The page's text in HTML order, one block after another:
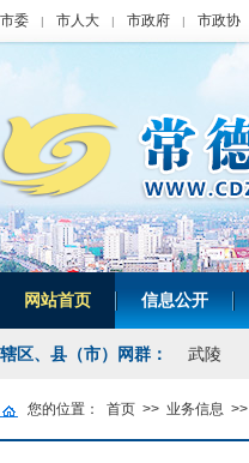
市委 | 市人大 | 市政府 | 市政协
网站首页 | 信息公开 |
辖区、县（市）网群： 武陵
您的位置： 首页 >> 业务信息 >>